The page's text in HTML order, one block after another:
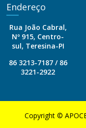
Endereço
Rua João Cabral,
Nº 915, Centro-
sul, Teresina-PI
86 3213-7187 / 86
3221-2922
Copyright ©